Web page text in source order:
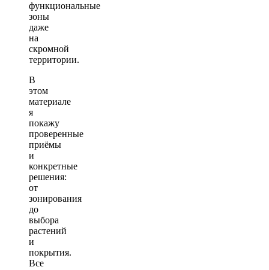
функциональные
зоны
даже
на
скромной
территории.
В
этом
материале
я
покажу
проверенные
приёмы
и
конкретные
решения:
от
зонирования
до
выбора
растений
и
покрытия.
Все